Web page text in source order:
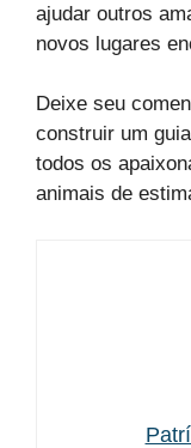
ajudar outros
novos lugares
Deixe seu
construir um
todos os
animais de